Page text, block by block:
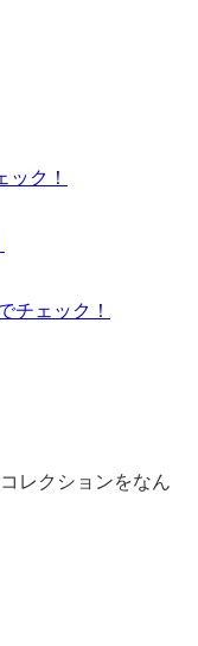
ック！
チェック！
レクションをなん